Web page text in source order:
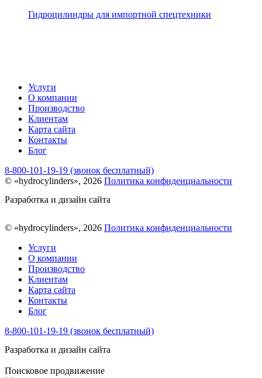
Гидроцилиндры для импортной спецтехники
Услуги
О компании
Производство
Клиентам
Карта сайта
Контакты
Блог
8-800-101-19-19 (звонок бесплатный)
© «hydrocylinders», 2026 Политика конфиденциальности
Разработка и дизайн сайта
© «hydrocylinders», 2026 Политика конфиденциальности
Услуги
О компании
Производство
Клиентам
Карта сайта
Контакты
Блог
8-800-101-19-19 (звонок бесплатный)
Разработка и дизайн сайта
Поисковое продвижение